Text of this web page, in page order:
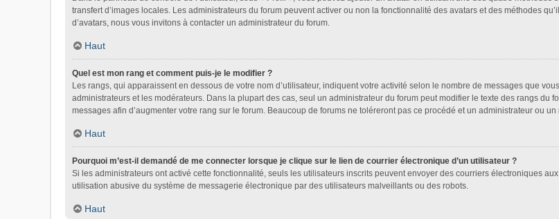
transfert d’images locales. Les administrateurs du forum peuvent activer ou non la fonctionnalité des avatars et des méthodes
d’avatars, nous vous invitons à contacter un administrateur du forum.
Haut
Quel est mon rang et comment puis-je le modifier ?
Les rangs, qui apparaissent en dessous de votre nom d’utilisateur, indiquent votre activité selon le nombre de messages que
administrateurs et les modérateurs. Dans la plupart des cas, seul un administrateur du forum peut modifier le texte des rangs du
messages afin d’augmenter votre rang sur le forum. Beaucoup de forums ne toléreront pas ce procédé et un administrateur ou
Haut
Pourquoi m’est-il demandé de me connecter lorsque je clique sur le lien de courrier électronique d’un utilisateur ?
Si les administrateurs ont activé cette fonctionnalité, seuls les utilisateurs inscrits peuvent envoyer des courriers électroniques
utilisation abusive du système de messagerie électronique par des utilisateurs malveillants ou des robots.
Haut